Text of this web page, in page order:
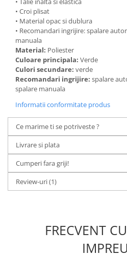
• Croi plisat
• Material opac si dublura
• Recomandari ingrijire: spalare
manuala
Material: Poliester
Culoare principala: Verde
Culori secundare: verde
Recomandari ingrijire: spalare
spalare manuala
Informatii conformitate produs
Ce marime ti se potriveste ?
Livrare si plata
Cumperi fara griji!
Review-uri(1)
FRECVENT